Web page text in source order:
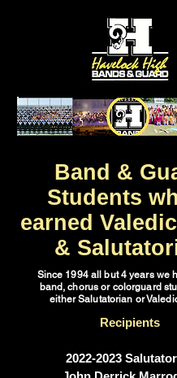
Band &
Students
earned
&
Since 1994 all but 4 years we
band, chorus or colorguard
either Salutatorian or
Recipients
2022-2023